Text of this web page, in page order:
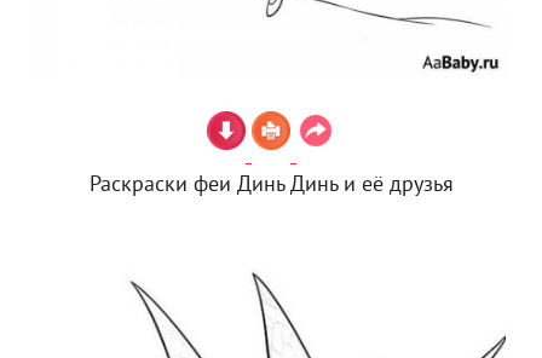
Раскраски феи Динь Динь и её друзья